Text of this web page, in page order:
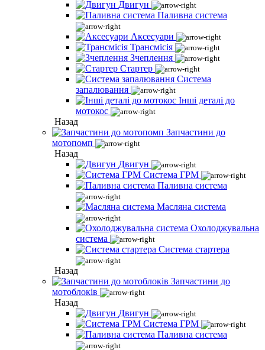
Двигун
Паливна система
Аксесуари
Трансмісія
Зчеплення
Стартер
Система
запалювання
Інші деталі до
мотокос
Назад
Запчастини до
мотопомп
Назад
Двигун
Система ГРМ
Паливна система
Масляна система
Охолоджувальна
система
Система стартера
Назад
Запчастини до
мотоблоків
Назад
Двигун
Система ГРМ
Паливна система